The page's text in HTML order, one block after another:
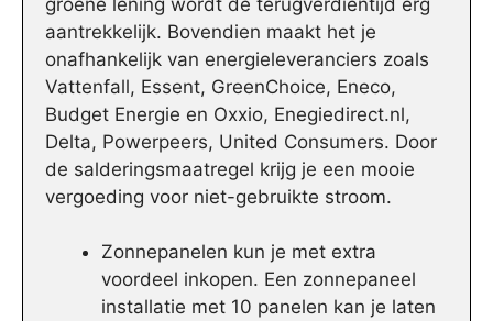
aantrekkelijk. Bovendien maakt het je
onafhankelijk van energieleveranciers zoals
Vattenfall, Essent, GreenChoice, Eneco,
Budget Energie en Oxxio, Enegiedirect.nl,
Delta, Powerpeers, United Consumers. Door
de salderingsmaatregel krijg je een mooie
vergoeding voor niet-gebruikte stroom.
Zonnepanelen kun je met extra
voordeel inkopen. Een zonnepaneel
installatie met 10 panelen kan je laten